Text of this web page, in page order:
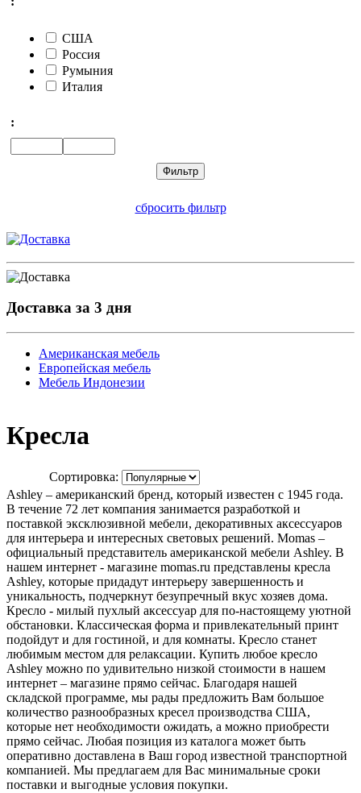
США
Россия
Румыния
Италия
:
сбросить фильтр
Доставка за 3 дня
Американская мебель
Европейская мебель
Мебель Индонезии
Кресла
Сортировка:
Ashley – американский бренд, который известен с 1945 года.
В течение 72 лет компания занимается разработкой и
поставкой эксклюзивной мебели, декоративных аксессуаров
для интерьера и интересных световых решений. Momas –
официальный представитель американской мебели Ashley. В
нашем интернет - магазине momas.ru представлены кресла
Ashley, которые придадут интерьеру завершенность и
уникальность, подчеркнут безупречный вкус хозяев дома.
Кресло - милый пухлый аксессуар для по-настоящему уютной
обстановки. Классическая форма и привлекательный принт
подойдут и для гостиной, и для комнаты. Кресло станет
любимым местом для релаксации. Купить любое кресло
Ashley можно по удивительно низкой стоимости в нашем
интернет – магазине прямо сейчас. Благодаря нашей
складской программе, мы рады предложить Вам большое
количество разнообразных кресел производства США,
которые нет необходимости ожидать, а можно приобрести
прямо сейчас. Любая позиция из каталога может быть
оперативно доставлена в Ваш город известной транспортной
компанией. Мы предлагаем для Вас минимальные сроки
поставки и выгодные условия покупки.